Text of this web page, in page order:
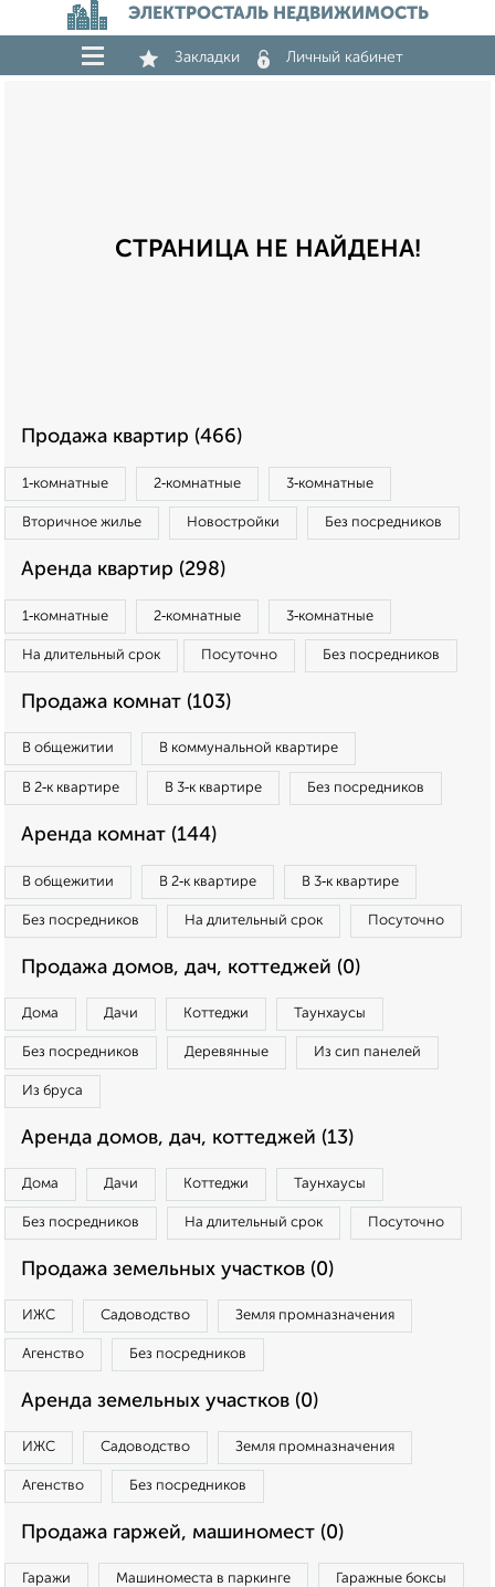
ЭЛЕКТРОСТАЛЬ НЕДВИЖИМОСТЬ
Закладки Личный кабинет
СТРАНИЦА НЕ НАЙДЕНА!
Продажа квартир (466)
1‑комнатные 2‑комнатные 3‑комнатные
Вторичное жилье Новостройки Без посредников
Аренда квартир (298)
1‑комнатные 2‑комнатные 3‑комнатные
На длительный срок Посуточно Без посредников
Продажа комнат (103)
В общежитии В коммунальной квартире
В 2‑к квартире В 3‑к квартире Без посредников
Аренда комнат (144)
В общежитии В 2‑к квартире В 3‑к квартире
Без посредников На длительный срок Посуточно
Продажа домов, дач, коттеджей (0)
Дома Дачи Коттеджи Таунхаусы
Без посредников Деревянные Из сип панелей
Из бруса
Аренда домов, дач, коттеджей (13)
Дома Дачи Коттеджи Таунхаусы
Без посредников На длительный срок Посуточно
Продажа земельных участков (0)
ИЖС Садоводство Земля промназначения
Агенство Без посредников
Аренда земельных участков (0)
ИЖС Садоводство Земля промназначения
Агенство Без посредников
Продажа гаржей, машиномест (0)
Гаражи Машиноместа в паркинге Гаражные боксы